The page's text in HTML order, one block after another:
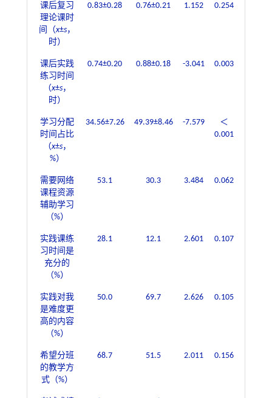
课后复习
理论课时
间（x±s，
时）
0.83±0.28 0.76±0.21 1.152 0.254
课后实践
练习时间
（x±s，
时）
0.74±0.20 0.88±0.18 -3.041 0.003
学习分配
时间占比
（x±s，
%）
34.56±7.26 49.39±8.46 -7.579
＜
0.001
需要网络
课程资源
辅助学习
（%）
53.1 30.3 3.484 0.062
实践课练
习时间是
充分的
（%）
28.1 12.1 2.601 0.107
实践对我
是难度更
高的内容
（%）
50.0 69.7 2.626 0.105
希望分班
的教学方
式（%）
68.7 51.5 2.011 0.156